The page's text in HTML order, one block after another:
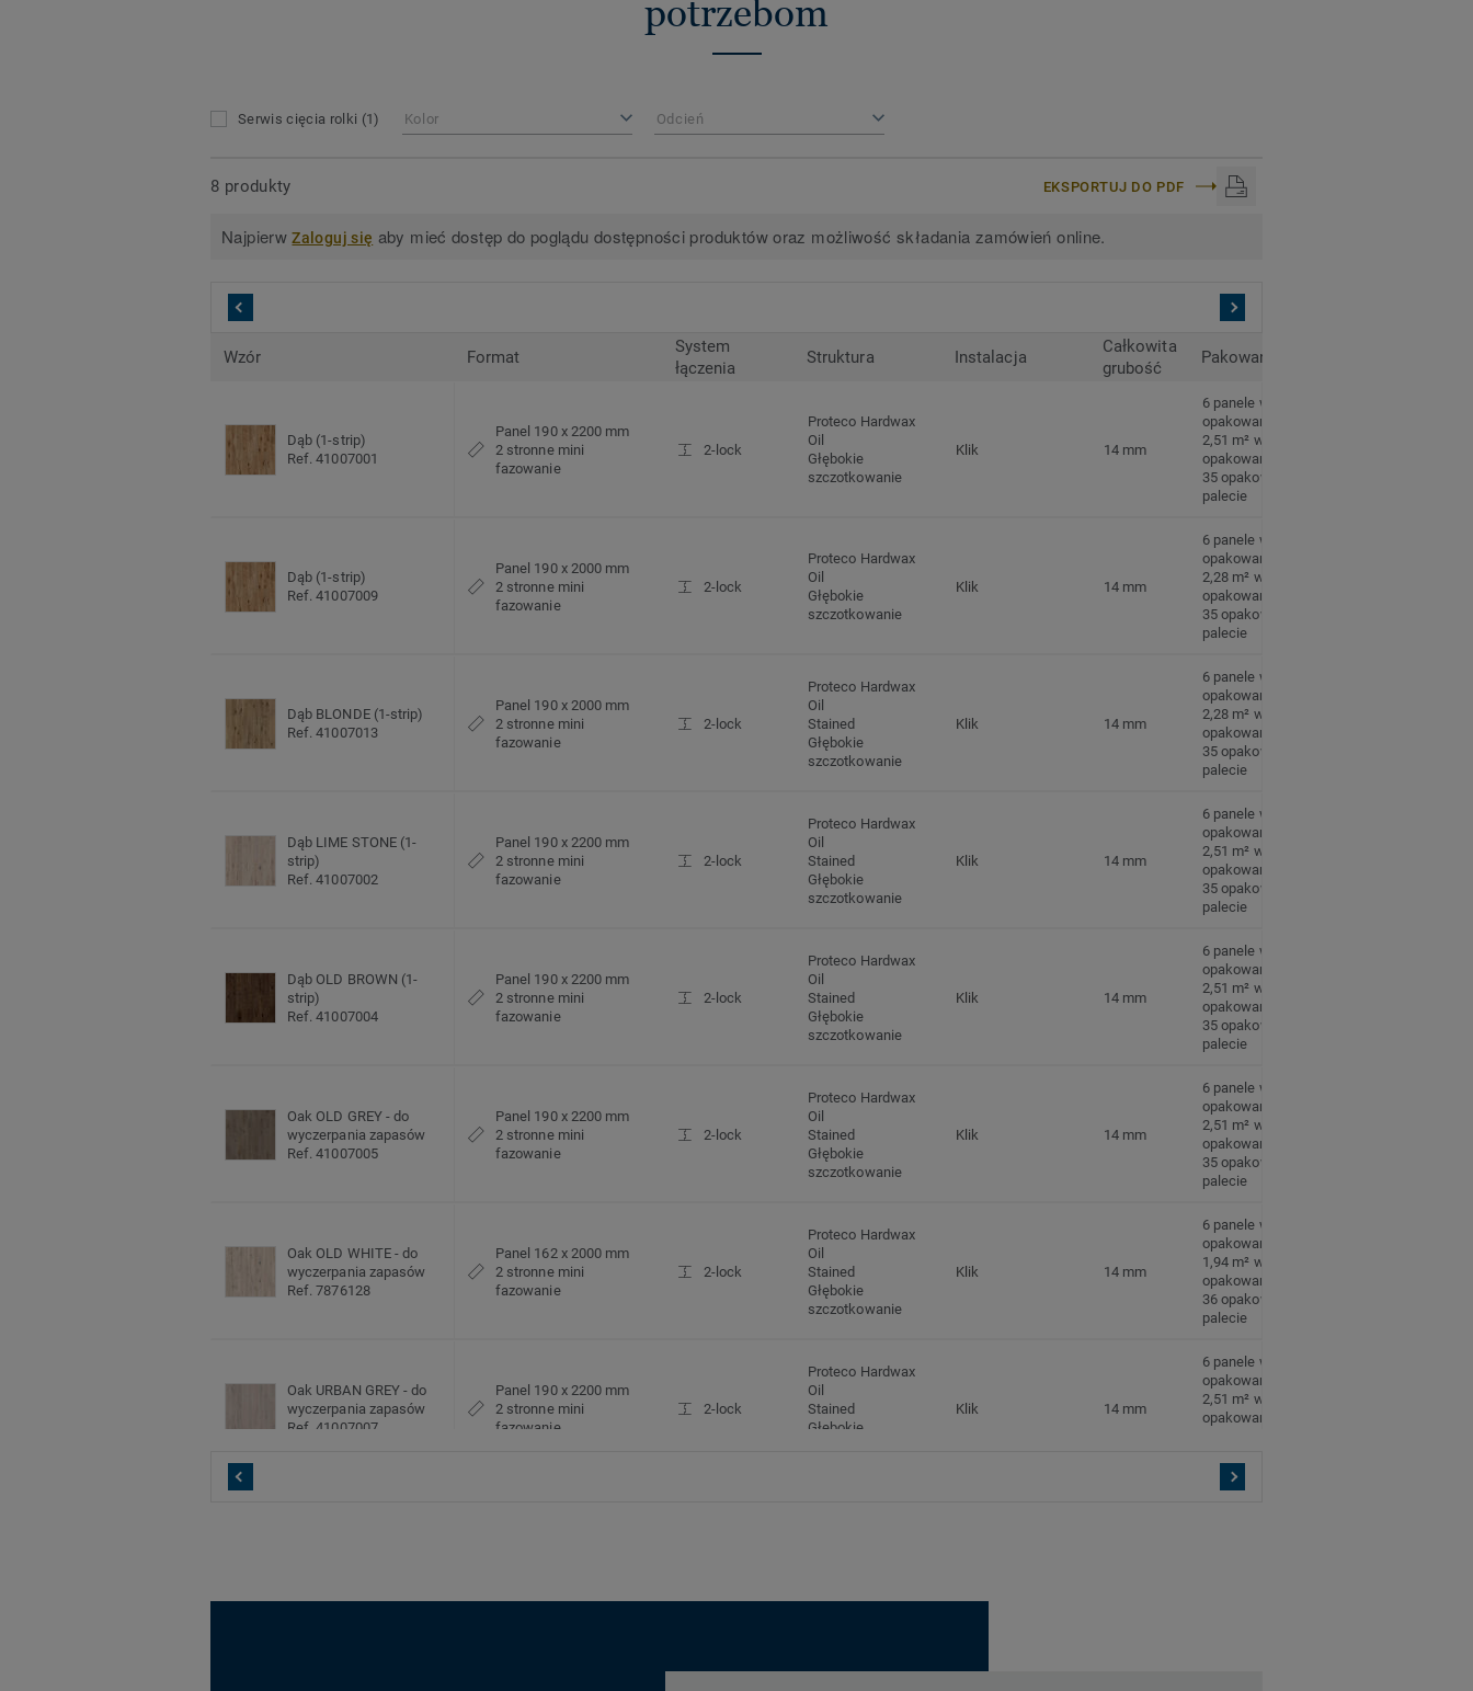
potrzebom
Serwis cięcia rolki (1) Kolor Odcień
8 produkty EKSPORTUJ DO PDF
NajpierwZaloguj się aby mieć dostęp do poglądu dostępności produktów oraz możliwość składania zamówień online.
Wzór Format
System
łączenia
Struktura Instalacja
Całkowita
grubość
Pakowanie
Dąb (1-strip)
Ref. 41007001
Panel 190 x 2200 mm
2 stronne mini
fazowanie
2-lock
Proteco Hardwax
Oil
Głębokie
szczotkowanie
Klik 14 mm
6 panele w
opakowaniu
2,51 m² w
opakowaniu
35 opakowań na
palecie
Dąb (1-strip)
Ref. 41007009
Panel 190 x 2000 mm
2 stronne mini
fazowanie
2-lock
Proteco Hardwax
Oil
Głębokie
szczotkowanie
Klik 14 mm
6 panele w
opakowaniu
2,28 m² w
opakowaniu
35 opakowań na
palecie
Dąb BLONDE (1-strip)
Ref. 41007013
Panel 190 x 2000 mm
2 stronne mini
fazowanie
2-lock
Proteco Hardwax
Oil
Stained
Głębokie
szczotkowanie
Klik 14 mm
6 panele w
opakowaniu
2,28 m² w
opakowaniu
35 opakowań na
palecie
Dąb LIME STONE (1-
strip)
Ref. 41007002
Panel 190 x 2200 mm
2 stronne mini
fazowanie
2-lock
Proteco Hardwax
Oil
Stained
Głębokie
szczotkowanie
Klik 14 mm
6 panele w
opakowaniu
2,51 m² w
opakowaniu
35 opakowań na
palecie
Dąb OLD BROWN (1-
strip)
Ref. 41007004
Panel 190 x 2200 mm
2 stronne mini
fazowanie
2-lock
Proteco Hardwax
Oil
Stained
Głębokie
szczotkowanie
Klik 14 mm
6 panele w
opakowaniu
2,51 m² w
opakowaniu
35 opakowań na
palecie
Oak OLD GREY - do
wyczerpania zapasów
Ref. 41007005
Panel 190 x 2200 mm
2 stronne mini
fazowanie
2-lock
Proteco Hardwax
Oil
Stained
Głębokie
szczotkowanie
Klik 14 mm
6 panele w
opakowaniu
2,51 m² w
opakowaniu
35 opakowań na
palecie
Oak OLD WHITE - do
wyczerpania zapasów
Ref. 7876128
Panel 162 x 2000 mm
2 stronne mini
fazowanie
2-lock
Proteco Hardwax
Oil
Stained
Głębokie
szczotkowanie
Klik 14 mm
6 panele w
opakowaniu
1,94 m² w
opakowaniu
36 opakowań na
palecie
Oak URBAN GREY - do
wyczerpania zapasów
Ref. 41007007
Panel 190 x 2200 mm
2 stronne mini
fazowanie
2-lock
Proteco Hardwax
Oil
Stained
Głębokie
Klik 14 mm
6 panele w
opakowaniu
2,51 m² w
opakowaniu